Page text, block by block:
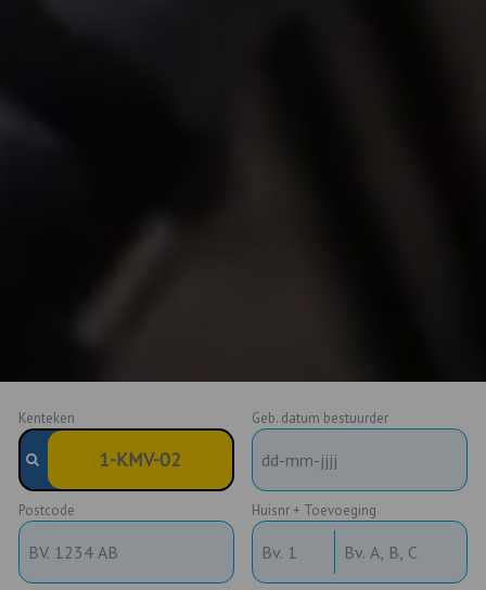
Kenteken Geb. datum bestuurder
Postcode Huisnr + Toevoeging